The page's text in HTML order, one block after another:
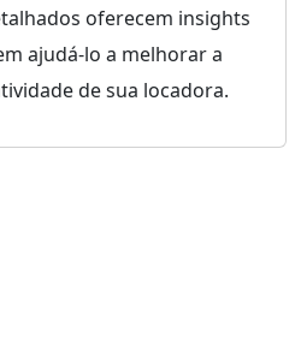
oferecem insights
ajudá-lo a melhorar a
de sua locadora.